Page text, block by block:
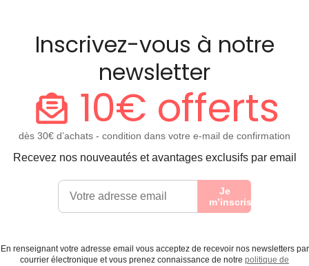
Inscrivez-vous à notre
newsletter
10€ offerts
dès 30€ d’achats - condition dans votre e-mail de confirmation
Recevez nos nouveautés et avantages exclusifs par email
Je
m’inscris
En renseignant votre adresse email vous acceptez de recevoir nos newsletters par
courrier électronique et vous prenez connaissance de notre politique de